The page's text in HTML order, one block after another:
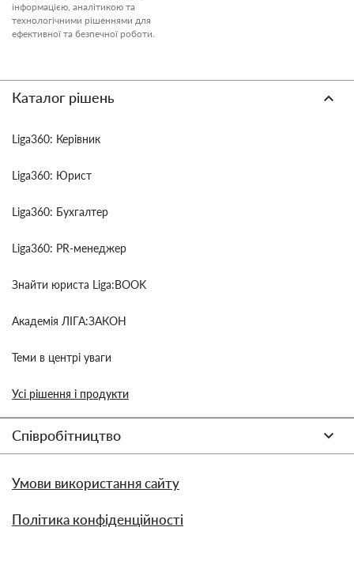
інформацією, аналітикою та
технологічними рішеннями для
ефективної та безпечної роботи.
Каталог рішень
Liga360: Керівник
Liga360: Юрист
Liga360: Бухгалтер
Liga360: PR-менеджер
Знайти юриста Liga:BOOK
Академія ЛІГА:ЗАКОН
Теми в центрі уваги
Усі рішення і продукти
Співробітництво
Умови використання сайту
Політика конфіденційності